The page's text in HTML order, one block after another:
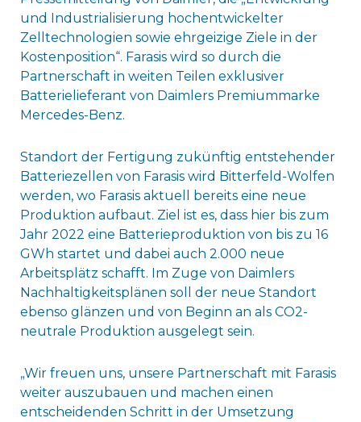
und Industrialisierung hochentwickelter
Zelltechnologien sowie ehrgeizige Ziele in der
Kostenposition“. Farasis wird so durch die
Partnerschaft in weiten Teilen exklusiver
Batterielieferant von Daimlers Premiummarke
Mercedes-Benz.
Standort der Fertigung zukünftig entstehender
Batteriezellen von Farasis wird Bitterfeld-Wolfen
werden, wo Farasis aktuell bereits eine neue
Produktion aufbaut. Ziel ist es, dass hier bis zum
Jahr 2022 eine Batterieproduktion von bis zu 16
GWh startet und dabei auch 2.000 neue
Arbeitsplätz schafft. Im Zuge von Daimlers
Nachhaltigkeitsplänen soll der neue Standort
ebenso glänzen und von Beginn an als CO2-
neutrale Produktion ausgelegt sein.
„Wir freuen uns, unsere Partnerschaft mit Farasis
weiter auszubauen und machen einen
entscheidenden Schritt in der Umsetzung